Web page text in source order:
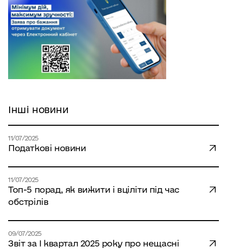
Інші новини
11/07/2025
Податкові новини
11/07/2025
Топ-5 порад, як вижити і вціліти під час
обстрілів
09/07/2025
Звіт за І квартал 2025 року про нещасні